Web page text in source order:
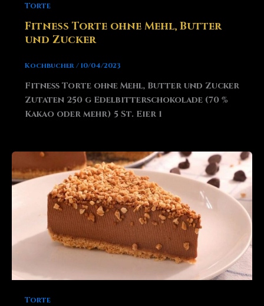
Torte
Fitness Torte ohne Mehl, Butter
und Zucker
Kochbucher/10/04/2023
Fitness Torte ohne Mehl, Butter und Zucker
Zutaten 250 g Edelbitterschokolade (70 %
Kakao oder mehr) 5 St. Eier 1
Torte